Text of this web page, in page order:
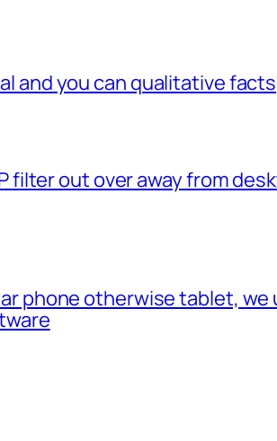
and you can qualitative facts
filter out over away from
phone otherwise tablet,